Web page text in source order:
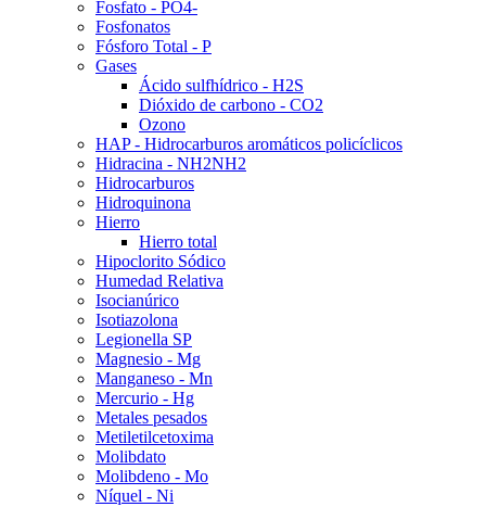
Fosfato - PO4-
Fosfonatos
Fósforo Total - P
Gases
Ácido sulfhídrico - H2S
Dióxido de carbono - CO2
Ozono
HAP - Hidrocarburos aromáticos policíclicos
Hidracina - NH2NH2
Hidrocarburos
Hidroquinona
Hierro
Hierro total
Hipoclorito Sódico
Humedad Relativa
Isocianúrico
Isotiazolona
Legionella SP
Magnesio - Mg
Manganeso - Mn
Mercurio - Hg
Metales pesados
Metiletilcetoxima
Molibdato
Molibdeno - Mo
Níquel - Ni